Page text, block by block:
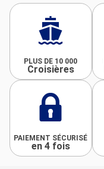
PLUS DE 10 000
Croisières
PAIEMENT SÉCURISÉ
en 4 fois